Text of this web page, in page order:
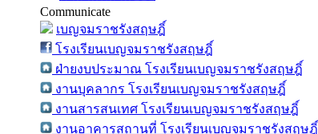
Communicate
เบญจมราชรังสฤษฎิ์
โรงเรียนเบญจมราชรังสฤษฎิ์
ฝ่ายงบประมาณ โรงเรียนเบญจมราชรังสฤษฎิ์
งานบุคลากร โรงเรียนเบญจมราชรังสฤษฎิ์
งานสารสนเทศ โรงเรียนเบญจมราชรังสฤษฎิ์
งานอาคารสถานที่ โรงเรียนเบญจมราชรังสฤษฎิ์